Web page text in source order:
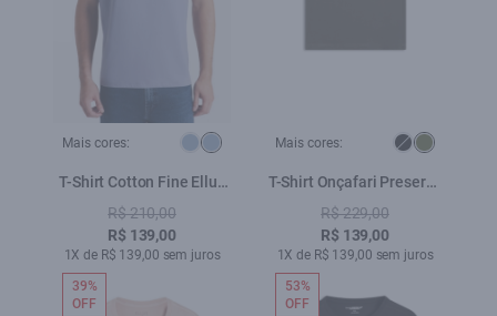
Mais cores:
T-Shirt Cotton Fine Ellus
Duocolor Classic Mc Blue
Vintage
R$ 210,00
R$ 139,00
1X de R$ 139,00 sem juros
Mais cores:
T-Shirt Onçafari Preserve
Classic Floresta
R$ 229,00
R$ 139,00
1X de R$ 139,00 sem juros
39%
OFF
53%
OFF